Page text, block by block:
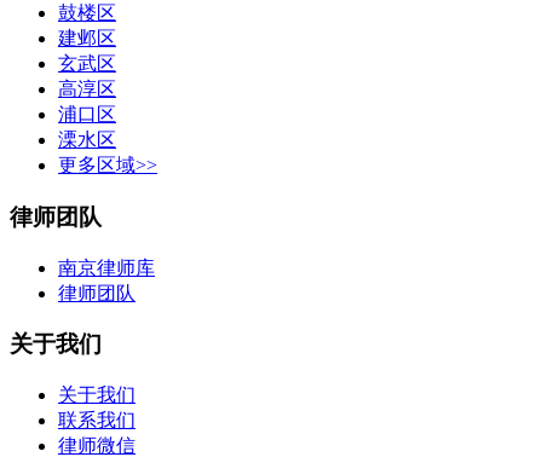
鼓楼区
建邺区
玄武区
高淳区
浦口区
溧水区
更多区域>>
律师团队
南京律师库
律师团队
关于我们
关于我们
联系我们
律师微信